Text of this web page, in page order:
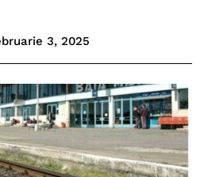
3, 2025